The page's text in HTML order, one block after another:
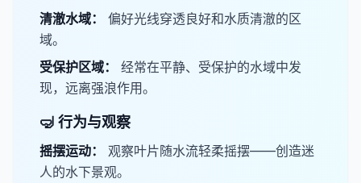
​清澈水域：
偏好光线穿透良好和水质清澈的区
域。
​受保护区域：
经常在平静、受保护的水域中发
现，远离强浪作用。
🤿 行为与观察
​摇摆运动：
观察叶片随水流轻柔摇摆——创造迷
人的水下景观。